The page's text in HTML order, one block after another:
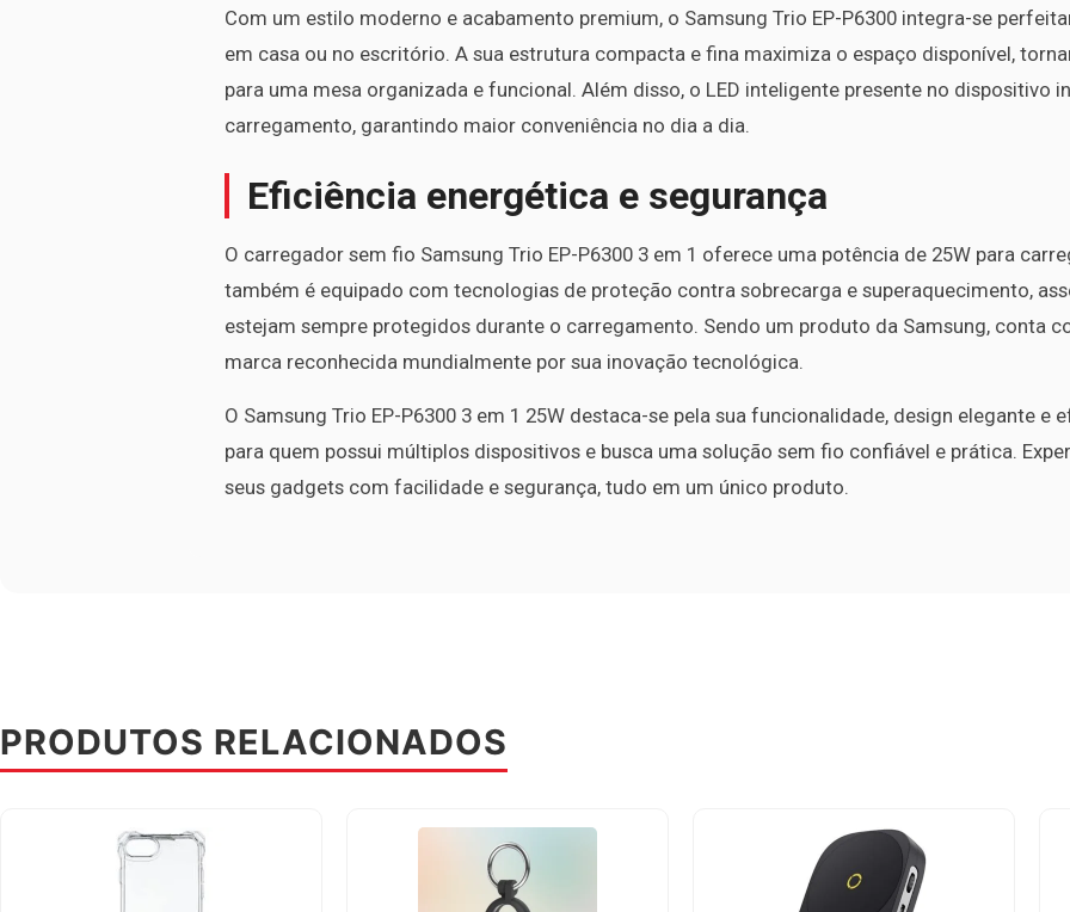
Com um estilo moderno e acabamento premium, o Samsung Trio EP-P6300 integra-se
em casa ou no escritório. A sua estrutura compacta e fina maximiza o espaço disponível,
para uma mesa organizada e funcional. Além disso, o LED inteligente presente no dispositivo
carregamento, garantindo maior conveniência no dia a dia.
Eficiência energética e segurança
O carregador sem fio Samsung Trio EP-P6300 3 em 1 oferece uma potência de 25W para
também é equipado com tecnologias de proteção contra sobrecarga e superaquecimento,
estejam sempre protegidos durante o carregamento. Sendo um produto da Samsung, conta
marca reconhecida mundialmente por sua inovação tecnológica.
O Samsung Trio EP-P6300 3 em 1 25W destaca-se pela sua funcionalidade, design elegante e
para quem possui múltiplos dispositivos e busca uma solução sem fio confiável e prática.
seus gadgets com facilidade e segurança, tudo em um único produto.
PRODUTOS RELACIONADOS